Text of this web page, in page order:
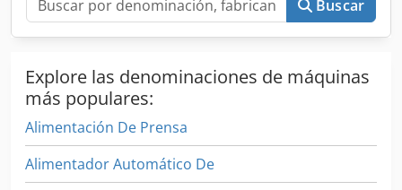
Buscar
Explore las denominaciones de máquinas
más populares:
Alimentación De Prensa
Alimentador Automático De